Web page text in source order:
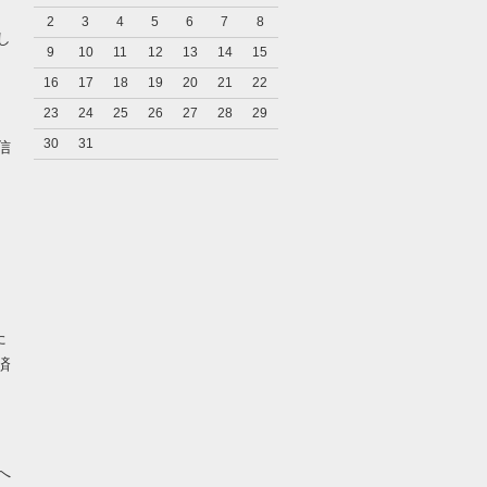
2 3 4 5 6 7
8
9
10 11 12 13 14
15
16
17 18 19 20 21
22
23
24 25 26 27 28
29
30
31